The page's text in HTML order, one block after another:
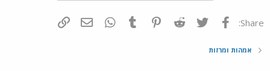
Share: פייסבוק Twitter
Reddit
Pinterest
Tumblr
WhatsAppדואר אלקטרוני
אמהות ומרזות